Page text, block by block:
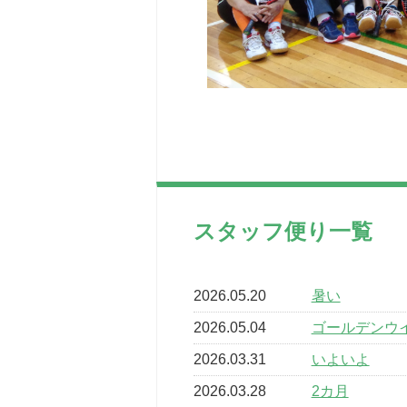
スタッフ便り一覧
2026.05.20 暑い
2026.05.04 ゴールデンウ
2026.03.31 いよいよ
2026.03.28 2カ月